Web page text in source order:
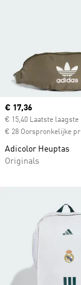
Current price
€ 17,36
€ 15,40 Laatste laagste
€ 28 Oorspronkelijke
Adicolor Heuptas
Originals